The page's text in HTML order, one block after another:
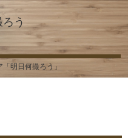
ろう
明日何撮ろう」